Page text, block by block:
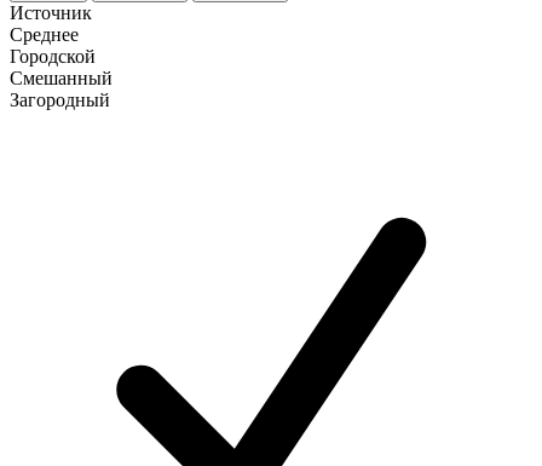
Источник
Среднее
Городской
Смешанный
Загородный